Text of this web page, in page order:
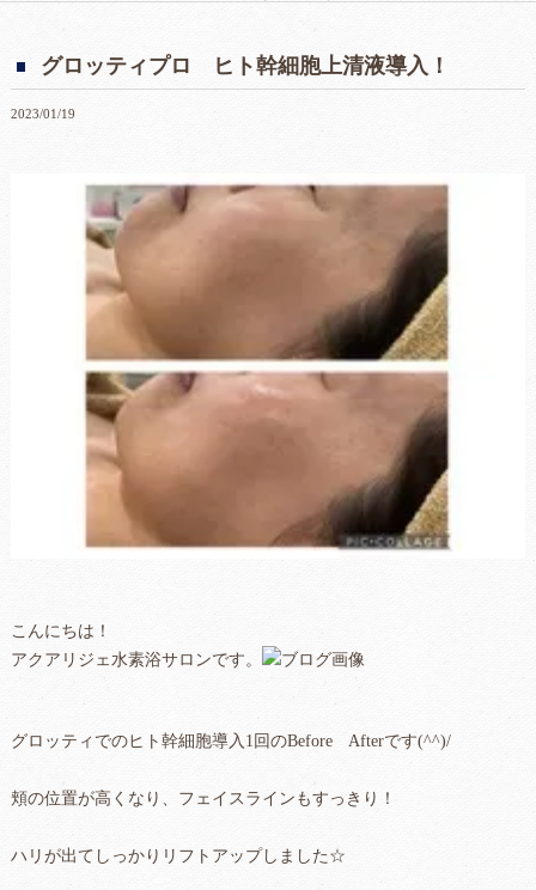
グロッティプロ ヒト幹細胞上清液導入！
2023/01/19
こんにちは！
アクアリジェ水素浴サロンです。
グロッティでのヒト幹細胞導入1回のBefore Afterです(^^)/
頬の位置が高くなり、フェイスラインもすっきり！
ハリが出てしっかりリフトアップしました☆